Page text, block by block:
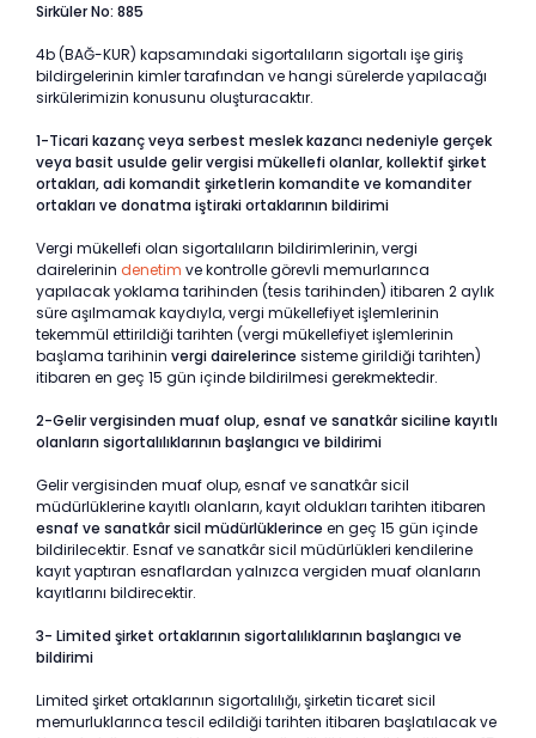
Sirküler No: 885
4b (BAĞ-KUR) kapsamındaki sigortalıların sigortalı işe giriş
bildirgelerinin kimler tarafından ve hangi sürelerde yapılacağı
sirkülerimizin konusunu oluşturacaktır.
1-Ticari kazanç veya serbest meslek kazancı nedeniyle gerçek
veya basit usulde gelir vergisi mükellefi olanlar, kollektif şirket
ortakları, adi komandit şirketlerin komandite ve komanditer
ortakları ve donatma iştiraki ortaklarının bildirimi
Vergi mükellefi olan sigortalıların bildirimlerinin, vergi
dairelerinin denetim ve kontrolle görevli memurlarınca
yapılacak yoklama tarihinden (tesis tarihinden) itibaren 2 aylık
süre aşılmamak kaydıyla, vergi mükellefiyet işlemlerinin
tekemmül ettirildiği tarihten (vergi mükellefiyet işlemlerinin
başlama tarihinin vergi dairelerince sisteme girildiği tarihten)
itibaren en geç 15 gün içinde bildirilmesi gerekmektedir.
2-Gelir vergisinden muaf olup, esnaf ve sanatkâr siciline kayıtlı
olanların sigortalılıklarının başlangıcı ve bildirimi
Gelir vergisinden muaf olup, esnaf ve sanatkâr sicil
müdürlüklerine kayıtlı olanların, kayıt oldukları tarihten itibaren
esnaf ve sanatkâr sicil müdürlüklerince en geç 15 gün içinde
bildirilecektir. Esnaf ve sanatkâr sicil müdürlükleri kendilerine
kayıt yaptıran esnaflardan yalnızca vergiden muaf olanların
kayıtlarını bildirecektir.
3- Limited şirket ortaklarının sigortalılıklarının başlangıcı ve
bildirimi
Limited şirket ortaklarının sigortalılığı, şirketin ticaret sicil
memurluklarınca tescil edildiği tarihten itibaren başlatılacak ve